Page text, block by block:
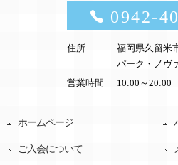
0942-
住所
福岡県久留米
パーク・ノヴ
営業時間
10:00～20:00
ホームページ
ご入会について